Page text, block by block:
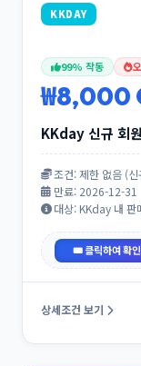
KKDAY
99% 작동
₩8,000
KKday 신규 회
조건: 제한 없음 (
만료: 2026-12-31
대상: KKday 내 판
WELCOME1
상세조건 보기